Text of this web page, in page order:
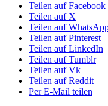
Teilen auf Facebook
Teilen auf X
Teilen auf
Teilen auf Pinterest
Teilen auf LinkedIn
Teilen auf Tumblr
Teilen auf Vk
Teilen auf Reddit
Per E-Mail teilen